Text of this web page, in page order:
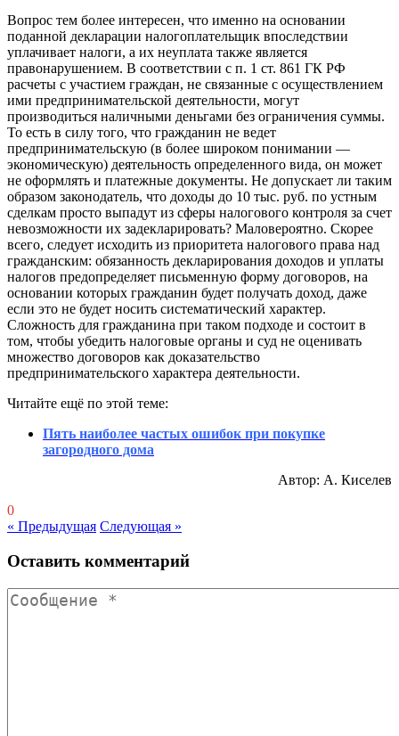
Вопрос тем более интересен, что именно на основании
поданной декларации налогоплательщик впоследствии
уплачивает налоги, а их неуплата также является
правонарушением. В соответствии с п. 1 ст. 861 ГК РФ
расчеты с участием граждан, не связанные с осуществлением
ими предпринимательской деятельности, могут
производиться наличными деньгами без ограничения суммы.
То есть в силу того, что гражданин не ведет
предпринимательскую (в более широком понимании —
экономическую) деятельность определенного вида, он может
не оформлять и платежные документы. Не допускает ли таким
образом законодатель, что доходы до 10 тыс. руб. по устным
сделкам просто выпадут из сферы налогового контроля за счет
невозможности их задекларировать? Маловероятно. Скорее
всего, следует исходить из приоритета налогового права над
гражданским: обязанность декларирования доходов и уплаты
налогов предопределяет письменную форму договоров, на
основании которых гражданин будет получать доход, даже
если это не будет носить систематический характер.
Сложность для гражданина при таком подходе и состоит в
том, чтобы убедить налоговые органы и суд не оценивать
множество договоров как доказательство
предпринимательского характера деятельности.
Читайте ещё по этой теме:
Пять наиболее частых ошибок при покупке
загородного дома
Автор: А. Киселев
0
« Предыдущая Следующая »
Оставить комментарий